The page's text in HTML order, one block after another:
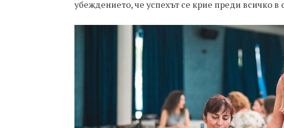
убеждението, че успехът се крие преди всичко в